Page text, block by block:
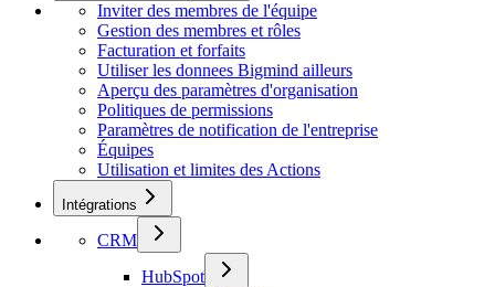
Inviter des membres de l'équipe
Gestion des membres et rôles
Facturation et forfaits
Utiliser les donnees Bigmind ailleurs
Aperçu des paramètres d'organisation
Politiques de permissions
Paramètres de notification de l'entreprise
Équipes
Utilisation et limites des Actions
Intégrations
CRM
HubSpot